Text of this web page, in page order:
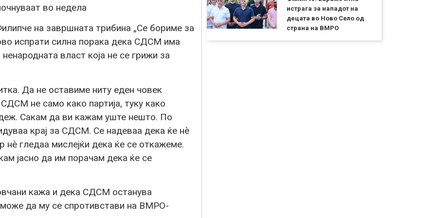
во недела
на завршната трибина „Се бориме за
испрати силна порака дека СДСМ има
власт која не се грижи за
Да не оставиме ниту еден човек
не само како партија, туку како
Сакам да ви кажам уште нешто. По
крај за СДСМ. Се надеваа дека ќе нè
нè гледаа мислејќи дека ќе се откажеме.
јасно да им порачам дека ќе се
кажа и дека СДСМ останува
може да му се спротивстави на ВМРО-
истрага за нападот на
децата во Ново Село од
страна на ВМРО